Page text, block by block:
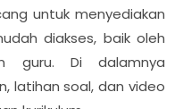
untuk menyediakan
diakses, baik oleh
guru. Di dalamnya
latihan soal, dan video